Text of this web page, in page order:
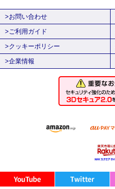
>お問い合わせ
>ご利用ガイド
>クッキーポリシー
>企業情報